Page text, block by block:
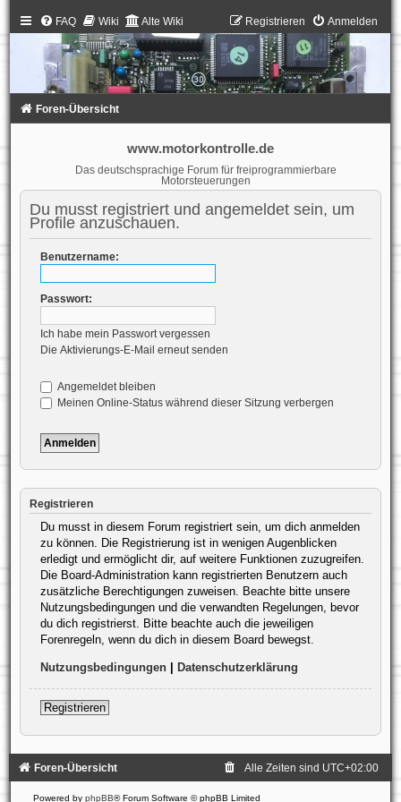
FAQ Wiki Alte Wiki Anmelden
Registrieren
Foren-Übersicht
www.motorkontrolle.de
Das deutschsprachige Forum für freiprogrammierbare
Motorsteuerungen
Du musst registriert und angemeldet sein, um
Profile anzuschauen.
Benutzername:
Passwort:
Ich habe mein Passwort vergessen
Die Aktivierungs-E-Mail erneut senden
Angemeldet bleiben
Meinen Online-Status während dieser Sitzung verbergen
Registrieren
Du musst in diesem Forum registriert sein, um dich anmelden
zu können. Die Registrierung ist in wenigen Augenblicken
erledigt und ermöglicht dir, auf weitere Funktionen zuzugreifen.
Die Board-Administration kann registrierten Benutzern auch
zusätzliche Berechtigungen zuweisen. Beachte bitte unsere
Nutzungsbedingungen und die verwandten Regelungen, bevor
du dich registrierst. Bitte beachte auch die jeweiligen
Forenregeln, wenn du dich in diesem Board bewegst.
Nutzungsbedingungen| Datenschutzerklärung
Registrieren
Foren-Übersicht Alle Zeiten sind UTC+02:00
Powered by phpBB® Forum Software © phpBB Limited